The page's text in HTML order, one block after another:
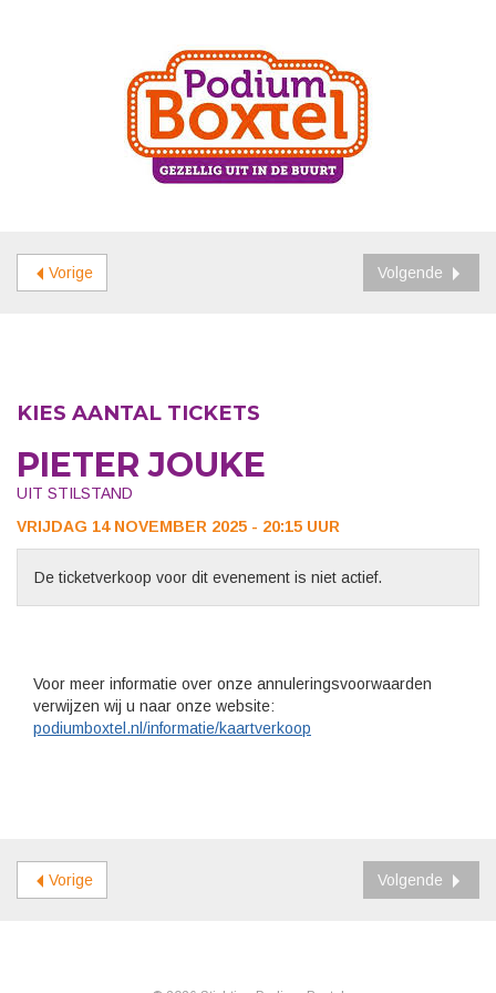
Vorige Volgende
KIES AANTAL TICKETS
PIETER JOUKE
UIT STILSTAND
VRIJDAG 14 NOVEMBER 2025 - 20:15 UUR
De ticketverkoop voor dit evenement is niet actief.
Voor meer informatie over onze annuleringsvoorwaarden
verwijzen wij u naar onze website:
podiumboxtel.nl/informatie/kaartverkoop
Vorige Volgende